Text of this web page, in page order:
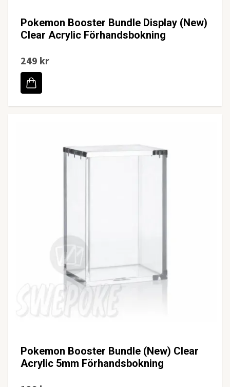
Pokemon Booster Bundle Display (New)
Clear Acrylic Förhandsbokning
249 kr
Pokemon Booster Bundle (New) Clear
Acrylic 5mm Förhandsbokning